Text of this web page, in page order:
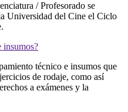
/ Profesorado se
Universidad del Cine el Ciclo
insumos?
técnico e insumos que
de rodaje, como así
a exámenes y la